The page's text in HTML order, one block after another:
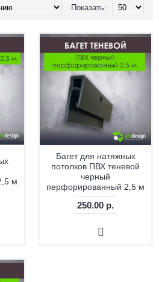
Показать:
м
Багет для натяжных
потолков ПВХ теневой
черный
перфорированный 2,5 м
250.00 р.